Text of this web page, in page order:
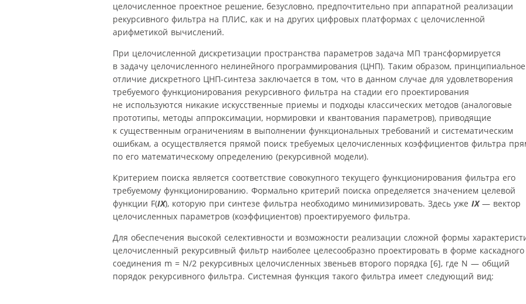
целочисленное проектное решение, безусловно, предпочтительно при аппаратной реализации
рекурсивного фильтра на ПЛИС, как и на других цифровых платформах с целочисленной
арифметикой вычислений.
При целочисленной дискретизации пространства параметров задача МП трансформируется
в задачу целочисленного нелинейного программирования (ЦНП). Таким образом, принципиальное
отличие дискретного ЦНП-синтеза заключается в том, что в данном случае для удовлетворения
требуемого функционирования рекурсивного фильтра на стадии его проектирования
не используются никакие искусственные приемы и подходы классических методов (аналоговые
прототипы, методы аппроксимации, нормировки и квантования параметров), приводящие
к существенным ограничениям в выполнении функциональных требований и систематическим
ошибкам, а осуществляется прямой поиск требуемых целочисленных коэффициентов фильтра
по его математическому определению (рекурсивной модели).
Критерием поиска является соответствие совокупного текущего функционирования фильтра его
требуемому функционированию. Формально критерий поиска определяется значением целевой
функции F(IX), которую при синтезе фильтра необходимо минимизировать. Здесь уже IX— вектор
целочисленных параметров (коэффициентов) проектируемого фильтра.
Для обеспечения высокой селективности и возможности реализации сложной формы
целочисленный рекурсивный фильтр наиболее целесообразно проектировать в форме каскадного
соединения m = N/2 рекурсивных целочисленных звеньев второго порядка [6], где N — общий
порядок рекурсивного фильтра. Системная функция такого фильтра имеет следующий вид: